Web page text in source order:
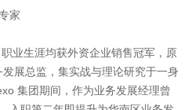
家
业生涯均获外资企业销售冠军，原
展总监，集实战与理论研究于一身
集团期间，作为业务发展经理曾